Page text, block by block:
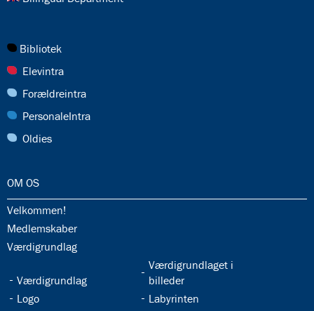
27.0:
Bibliotek
28.0:
Elevintra
29.0:
Forældreintra
30.0:
PersonaleIntra
31.0:
Oldies
32.0:
OM OS
32.1:
Velkommen!
32.2:
Medlemskaber
32.3:
Værdigrundlag
32.4:
Værdigrundlag
32.5:
Værdigrundlaget i
billeder
32.6:
Logo 32.7:
Labyrinten